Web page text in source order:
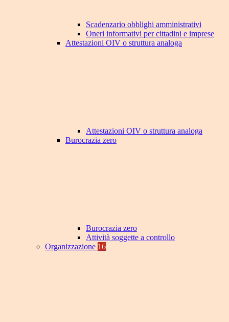
Scadenzario obblighi amministrativi
Oneri informativi per cittadini e imprese
Attestazioni OIV o struttura analoga
Attestazioni OIV o struttura analoga
Burocrazia zero
Burocrazia zero
Attività soggette a controllo
Organizzazione 16